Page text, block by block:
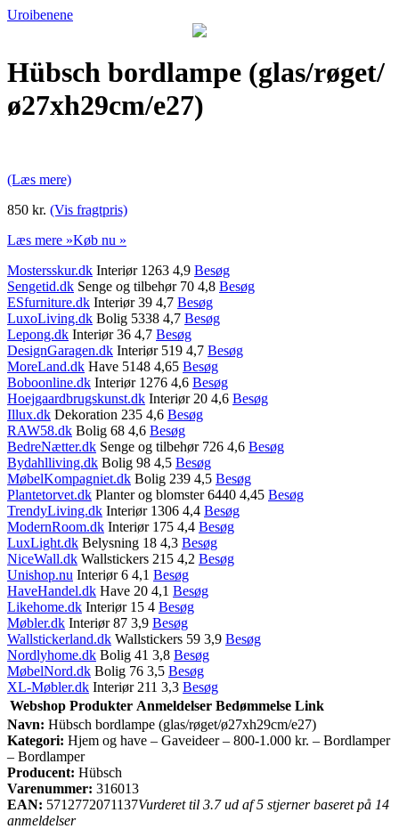
Uroibenene
Hübsch bordlampe (glas/røget/
ø27xh29cm/e27)
(Læs mere)
850 kr. (Vis fragtpris)
Læs mere »Køb nu »
Mostersskur.dk Interiør 1263 4,9 Besøg
Sengetid.dk Senge og tilbehør 70 4,8 Besøg
ESfurniture.dk Interiør 39 4,7 Besøg
LuxoLiving.dk Bolig 5338 4,7 Besøg
Lepong.dk Interiør 36 4,7 Besøg
DesignGaragen.dk Interiør 519 4,7 Besøg
MoreLand.dk Have 5148 4,65 Besøg
Boboonline.dk Interiør 1276 4,6 Besøg
Hoejgaardbrugskunst.dk Interiør 20 4,6 Besøg
Illux.dk Dekoration 235 4,6 Besøg
RAW58.dk Bolig 68 4,6 Besøg
BedreNætter.dk Senge og tilbehør 726 4,6 Besøg
Bydahlliving.dk Bolig 98 4,5 Besøg
MøbelKompagniet.dk Bolig 239 4,5 Besøg
Plantetorvet.dk Planter og blomster 6440 4,45 Besøg
TrendyLiving.dk Interiør 1306 4,4 Besøg
ModernRoom.dk Interiør 175 4,4 Besøg
LuxLight.dk Belysning 18 4,3 Besøg
NiceWall.dk Wallstickers 215 4,2 Besøg
Unishop.nu Interiør 6 4,1 Besøg
HaveHandel.dk Have 20 4,1 Besøg
Likehome.dk Interiør 15 4 Besøg
Møbler.dk Interiør 87 3,9 Besøg
Wallstickerland.dk Wallstickers 59 3,9 Besøg
Nordlyhome.dk Bolig 41 3,8 Besøg
MøbelNord.dk Bolig 76 3,5 Besøg
XL-Møbler.dk Interiør 211 3,3 Besøg
Webshop Produkter Anmeldelser Bedømmelse Link
Navn: Hübsch bordlampe (glas/røget/ø27xh29cm/e27)
Kategori: Hjem og have – Gaveideer – 800-1.000 kr. – Bordlamper
– Bordlamper
Producent: Hübsch
Varenummer: 316013
EAN: 5712772071137Vurderet til 3.7 ud af 5 stjerner baseret på 14
anmeldelser